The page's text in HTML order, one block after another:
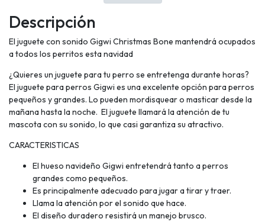
Descripción
El juguete con sonido Gigwi Christmas Bone mantendrá ocupados
a todos los perritos esta navidad
¿Quieres un juguete para tu perro se entretenga durante horas?
El juguete para perros Gigwi es una excelente opción para perros
pequeños y grandes. Lo pueden mordisquear o masticar desde la
mañana hasta la noche. El juguete llamará la atención de tu
mascota con su sonido, lo que casi garantiza su atractivo.
CARACTERISTICAS
El hueso navideño Gigwi entretendrá tanto a perros
grandes como pequeños.
Es principalmente adecuado para jugar a tirar y traer.
Llama la atención por el sonido que hace.
El diseño duradero resistirá un manejo brusco.